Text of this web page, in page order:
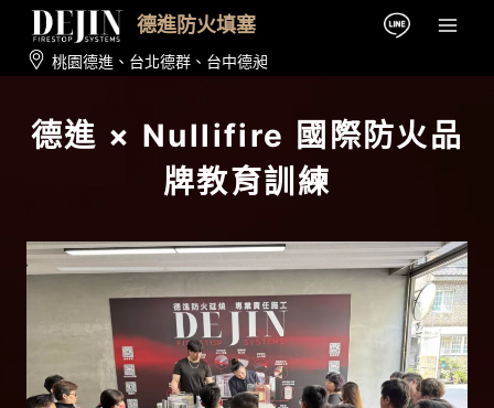
Skip
content
德進防火填塞
桃園德進 、 台北德群 、 台中德昶
德進 × Nullifire 國際防火品
牌教育訓練